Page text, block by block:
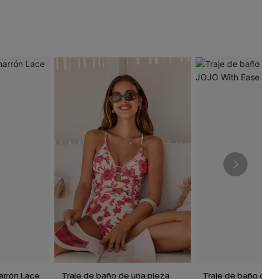
Lace
Traje de baño de una pieza
Traje de baño